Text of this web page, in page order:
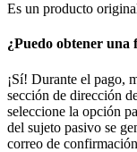
Es un producto
¿Puedo obtener una
¡Sí! Durante el pago,
sección de dirección
seleccione la opción
del sujeto pasivo se
correo de